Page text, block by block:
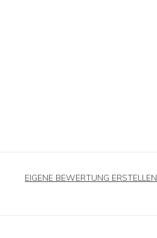
EIGENE BEWERTUNG ERSTELLEN